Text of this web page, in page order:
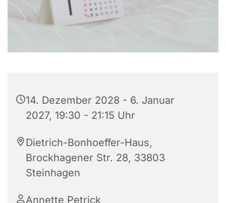
14. Dezember 2028 - 6. Januar
2027, 19:30 - 21:15 Uhr
Dietrich-Bonhoeffer-Haus,
Brockhagener Str. 28, 33803
Steinhagen
Annette Petrick